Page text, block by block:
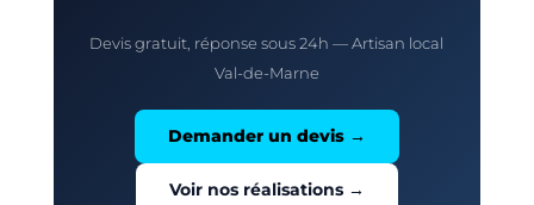
Devis gratuit, réponse sous 24h — Artisan local
Val-de-Marne
Demander un devis →
Voir nos réalisations →